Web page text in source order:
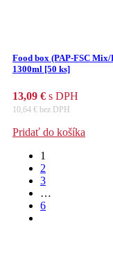
Food box (PAP-FSC
1300ml [50 ks]
13,09 € s DPH
10,64 € bez DPH
Pridať do košíka
1
2
3
…
6